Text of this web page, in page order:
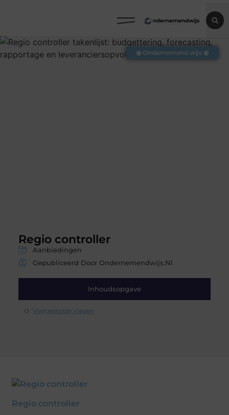
Regio controller
Aanbiedingen
Gepubliceerd Door Ondernemendwijs.nl
Inhoudsopgave
Veelgestelde vragen
◉ Ondernemend wijs ◉
Regio controller